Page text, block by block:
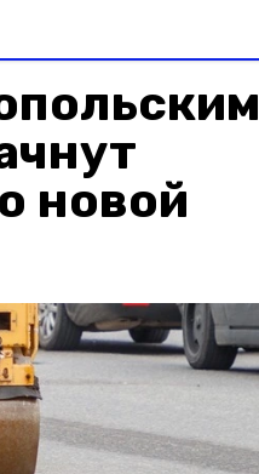
новой